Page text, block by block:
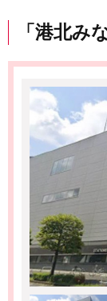
「港北み